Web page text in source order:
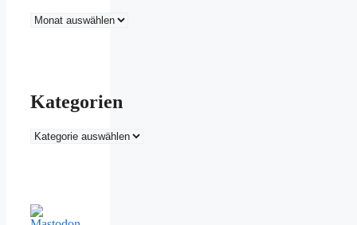
Archiv
Kategorien
Kategorien